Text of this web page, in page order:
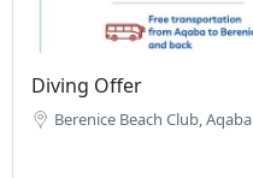
Diving Offer
Berenice Beach Club, Aqaba